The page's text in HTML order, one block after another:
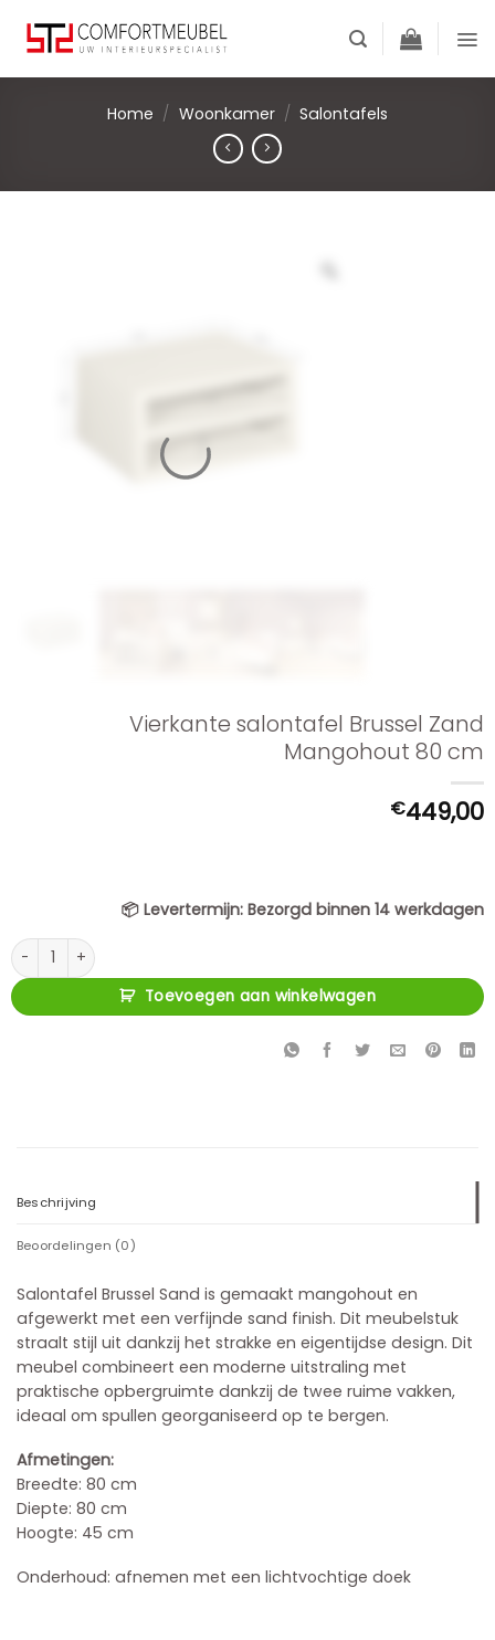
content
Home / Woonkamer / Salontafels
Vierkante salontafel Brussel Zand
Mangohout 80 cm
€449,00
📦 Levertermijn: Bezorgd binnen 14 werkdagen
Vierkante salontafel Brussel Zand Mangohout 80 cm aantal
Toevoegen aan winkelwagen
Beschrijving
Beoordelingen (0)
Salontafel Brussel Sand is gemaakt mangohout en
afgewerkt met een verfijnde sand finish. Dit meubelstuk
straalt stijl uit dankzij het strakke en eigentijdse design. Dit
meubel combineert een moderne uitstraling met
praktische opbergruimte dankzij de twee ruime vakken,
ideaal om spullen georganiseerd op te bergen.
Afmetingen:
Breedte: 80 cm
Diepte: 80 cm
Hoogte: 45 cm
Onderhoud: afnemen met een lichtvochtige doek